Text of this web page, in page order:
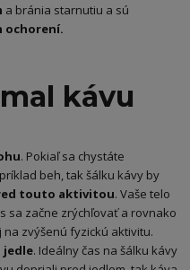
a bránia starnutiu a sú
ochorení.
kávu
. Pokiaľ sa chystáte
beh, tak šálku kávy by
touto aktivitou. Vaše telo
sa začne zrýchľovať a rovnako
zvýšenú fyzickú aktivitu.
jedle. Ideálny čas na šálku kávy